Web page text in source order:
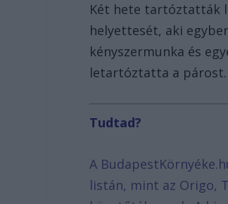
Két hete tartóztatták
helyettesét, aki
kényszermunka és
letartóztatta a
Tudtad?
A
listán, mint az Origo,